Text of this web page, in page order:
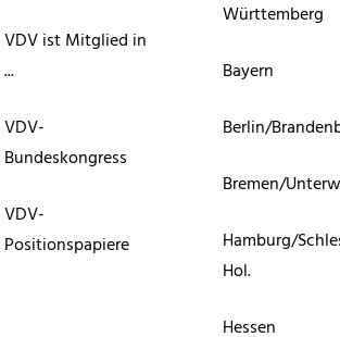
VDV ist Mitglied in
...
VDV-
Bundeskongress
VDV-
Positionspapiere
Württemberg
Bayern
Berlin/
Bremen/
Hamburg/
Hol.
Hessen